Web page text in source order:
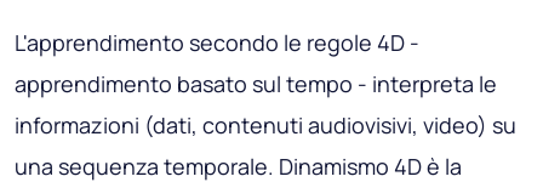
L'apprendimento secondo le regole 4D -
apprendimento basato sul tempo - interpreta le
informazioni (dati, contenuti audiovisivi, video) su
una sequenza temporale. Dinamismo 4D è la